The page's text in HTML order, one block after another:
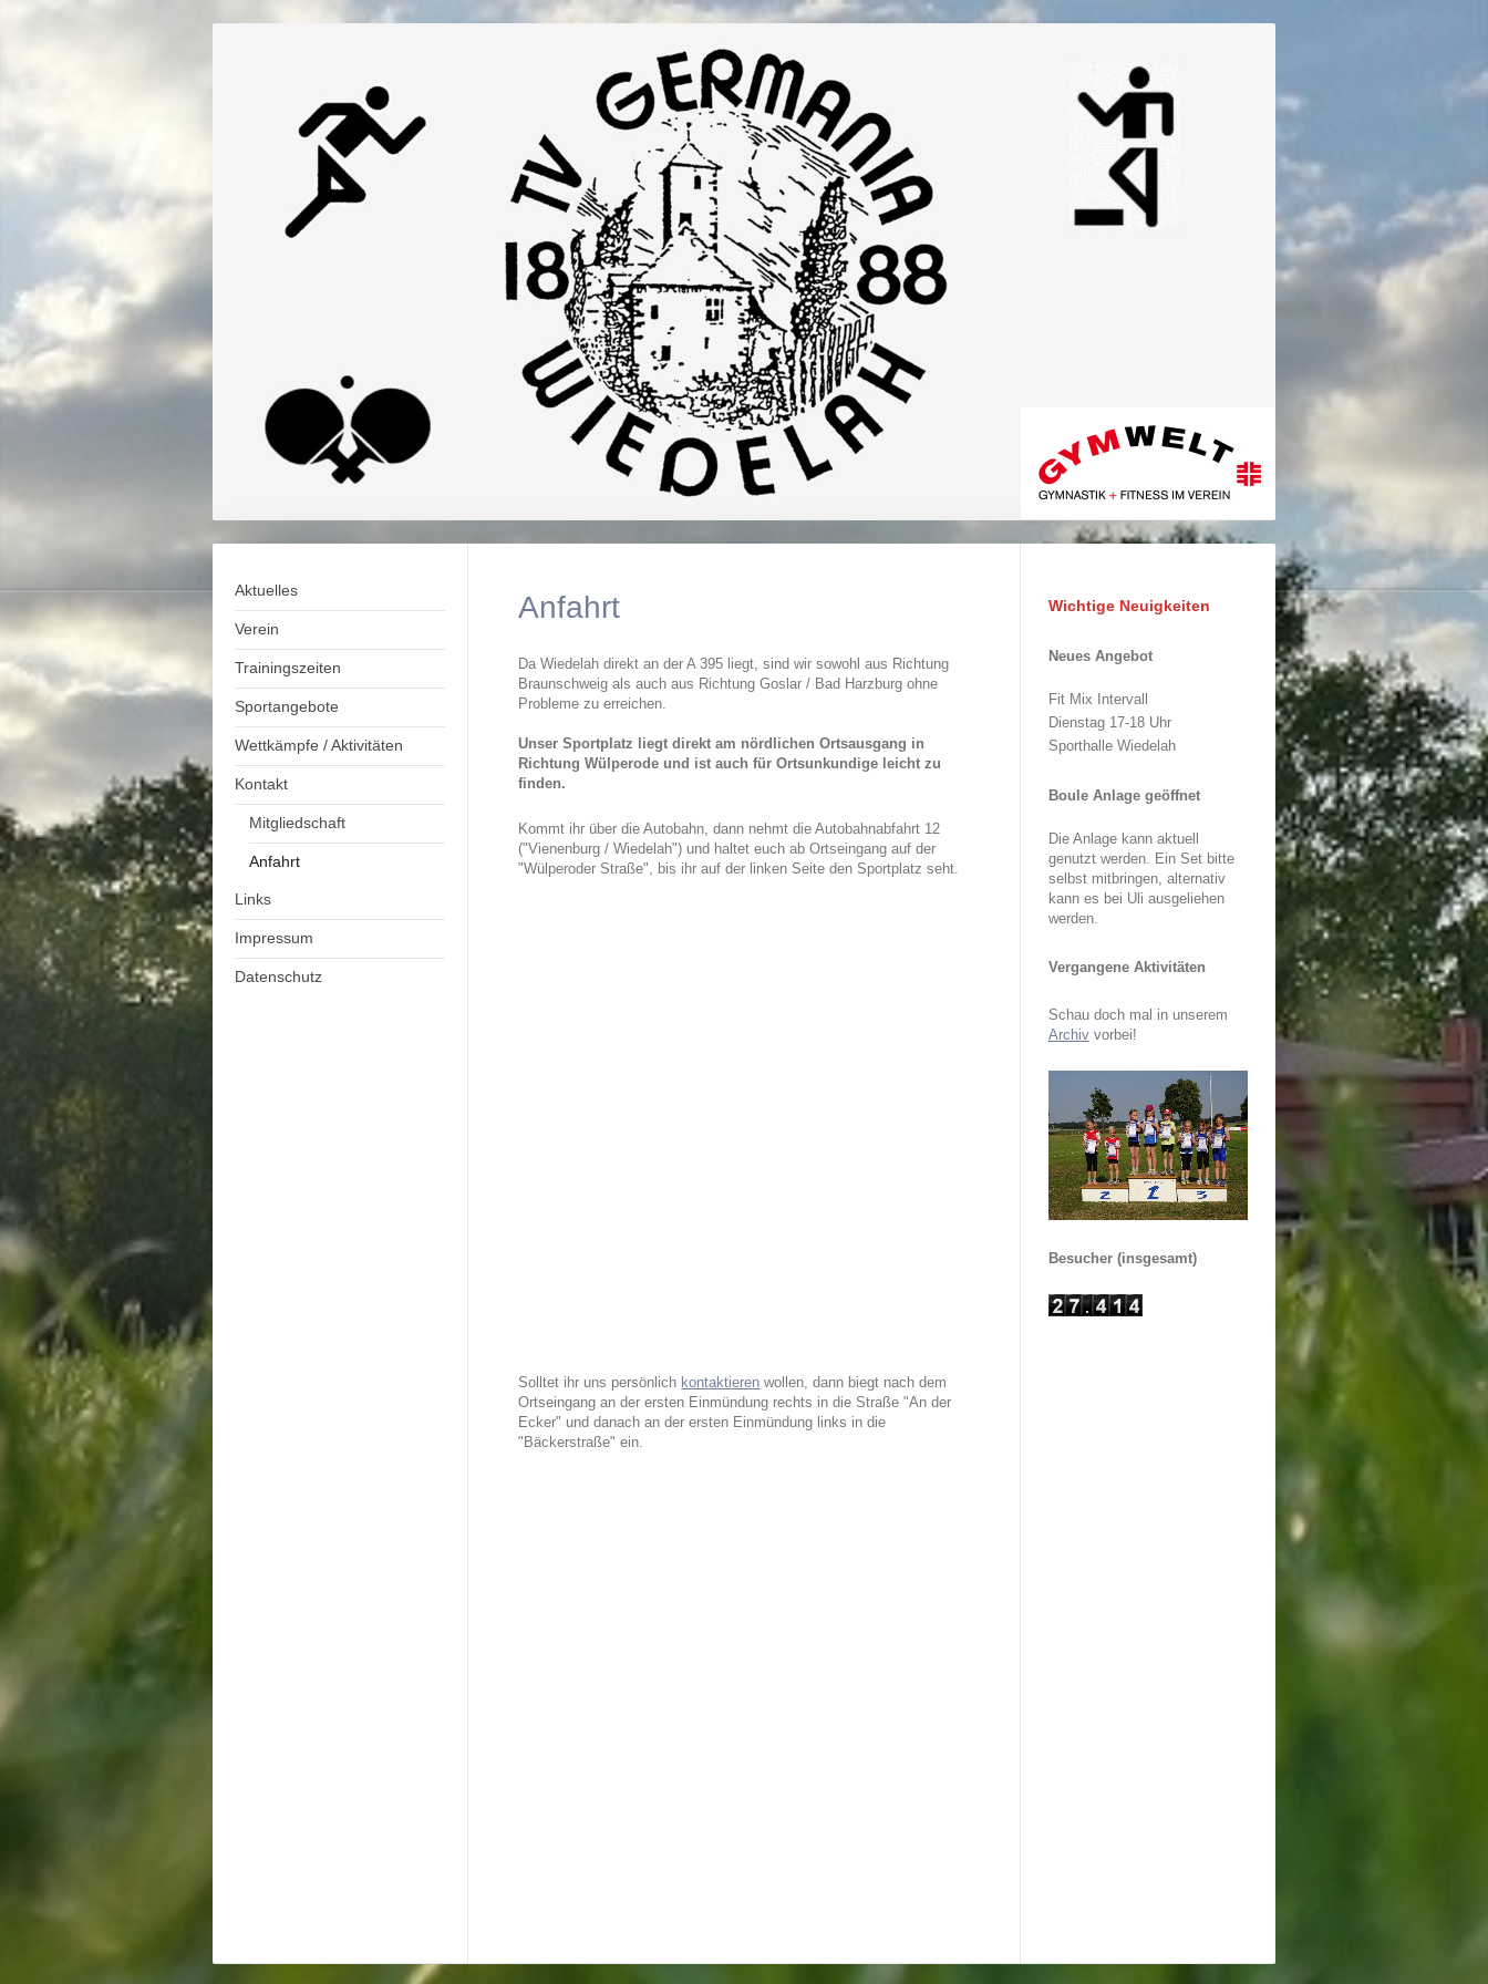
Aktuelles
Verein
Trainingszeiten
Sportangebote
Wettkämpfe / Aktivitäten
Kontakt
Mitgliedschaft
Anfahrt
Links
Impressum
Datenschutz
Anfahrt
Da Wiedelah direkt an der A 395 liegt, sind wir sowohl aus Richtung
Braunschweig als auch aus Richtung Goslar / Bad Harzburg ohne
Probleme zu erreichen.
Unser Sportplatz liegt direkt am nördlichen Ortsausgang in
Richtung Wülperode und ist auch für Ortsunkundige leicht zu
finden.
Kommt ihr über die Autobahn, dann nehmt die Autobahnabfahrt 12
("Vienenburg / Wiedelah") und haltet euch ab Ortseingang auf der
"Wülperoder Straße", bis ihr auf der linken Seite den Sportplatz seht.
Solltet ihr uns persönlich kontaktieren wollen, dann biegt nach dem
Ortseingang an der ersten Einmündung rechts in die Straße "An der
Ecker" und danach an der ersten Einmündung links in die
"Bäckerstraße" ein.
Wichtige Neuigkeiten
Neues Angebot
Fit Mix Intervall
Dienstag 17-18 Uhr
Sporthalle Wiedelah
Boule Anlage geöffnet
Die Anlage kann aktuell
genutzt werden. Ein Set bitte
selbst mitbringen, alternativ
kann es bei Uli ausgeliehen
werden.
Vergangene Aktivitäten
Schau doch mal in unserem
Archivvorbei!
Besucher (insgesamt)